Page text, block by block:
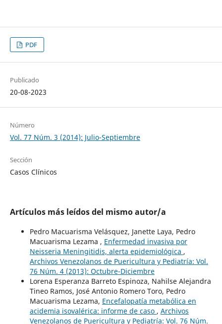
PDF
Publicado
20-08-2023
Número
Vol. 77 Núm. 3 (2014): Julio-Septiembre
Sección
Casos Clínicos
Artículos más leídos del mismo autor/a
Pedro Macuarisma Velásquez, Janette Laya, Pedro
Macuarisma Lezama , Enfermedad invasiva por
Neisseria Meningitidis, alerta epidemiológica ,
Archivos Venezolanos de Puericultura y Pediatría: Vol.
76 Núm. 4 (2013): Octubre-Diciembre
Lorena Esperanza Barreto Espinoza, Nahilse Alejandra
Tineo Ramos, José Antonio Romero Toro, Pedro
Macuarisma Lezama, Encefalopatía metabólica en
acidemia isovalérica: informe de caso , Archivos
Venezolanos de Puericultura y Pediatría: Vol. 76 Núm.